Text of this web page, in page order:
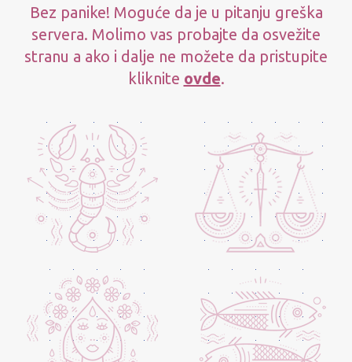
Bez panike! Moguće da je u pitanju greška
servera. Molimo vas probajte da osvežite
stranu a ako i dalje ne možete da pristupite
kliknite ovde.